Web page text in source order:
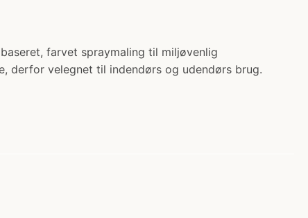
farvet spraymaling til miljøvenlig
derfor velegnet til indendørs og udendørs brug.